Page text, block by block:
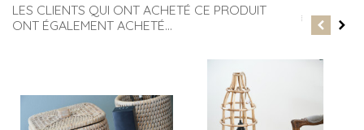
LES CLIENTS QUI ONT ACHETÉ CE PRODUIT
ONT ÉGALEMENT ACHETÉ...